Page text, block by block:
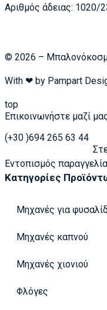
Αριθμός άδειας: 1020/
© 2026 –
With ❤ by Pampart
top
Επικοινωνήστε μαζί
(+30 )694 265 63 44
Εντοπισμός
Κατηγορίες
Μηχανές για
Μηχανές καπνού
Μηχανές χιονιού
Φλόγες